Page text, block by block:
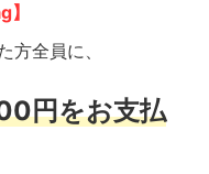
方全員に、
円をお支払